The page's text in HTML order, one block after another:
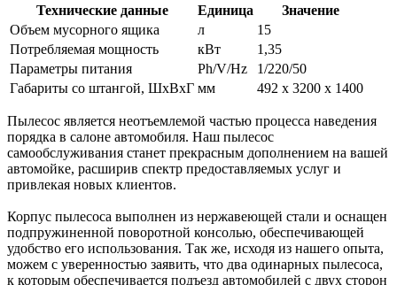
Технические данные
Единица
Значение
Объем мусорного ящика
л
15
Потребляемая мощность
кВт
1,35
Параметры питания
Ph/V/Hz
1/220/50
Габариты со штангой, ШxВxГ мм 492 х 3200 х 1400
Пылесос является неотъемлемой частью процесса наведения
порядка в салоне автомобиля. Наш пылесос
самообслуживания станет прекрасным дополнением на вашей
автомойке, расширив спектр предоставляемых услуг и
привлекая новых клиентов.
Корпус пылесоса выполнен из нержавеющей стали и оснащен
подпружиненной поворотной консолью, обеспечивающей
удобство его использования. Так же, исходя из нашего опыта,
можем с уверенностью заявить, что два одинарных пылесоса,
к которым обеспечивается подъезд автомобилей с двух сторон